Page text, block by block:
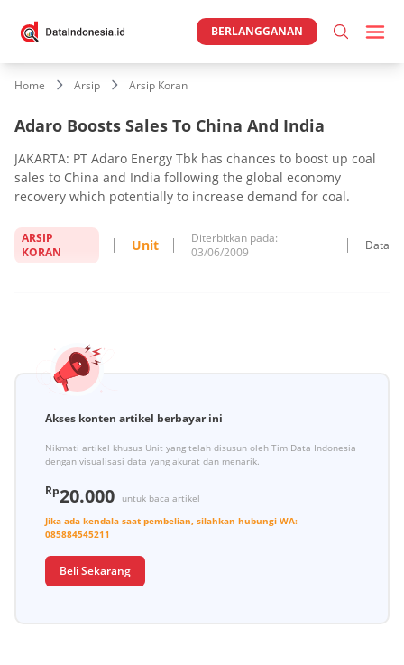
BERLANGGANAN
Home Arsip Arsip Koran
Adaro Boosts Sales To China And India
JAKARTA: PT Adaro Energy Tbk has chances to boost up coal
sales to China and India following the global economy
recovery which potentially to increase demand for coal.
ARSIP
KORAN
Unit
Diterbitkan pada:
03/06/2009
Data
Akses konten artikel berbayar ini
Nikmati artikel khusus Unit yang telah disusun oleh Tim Data Indonesia
dengan visualisasi data yang akurat dan menarik.
Rp20.000
untuk baca artikel
Jika ada kendala saat pembelian, silahkan hubungi WA:
085884545211
Beli Sekarang